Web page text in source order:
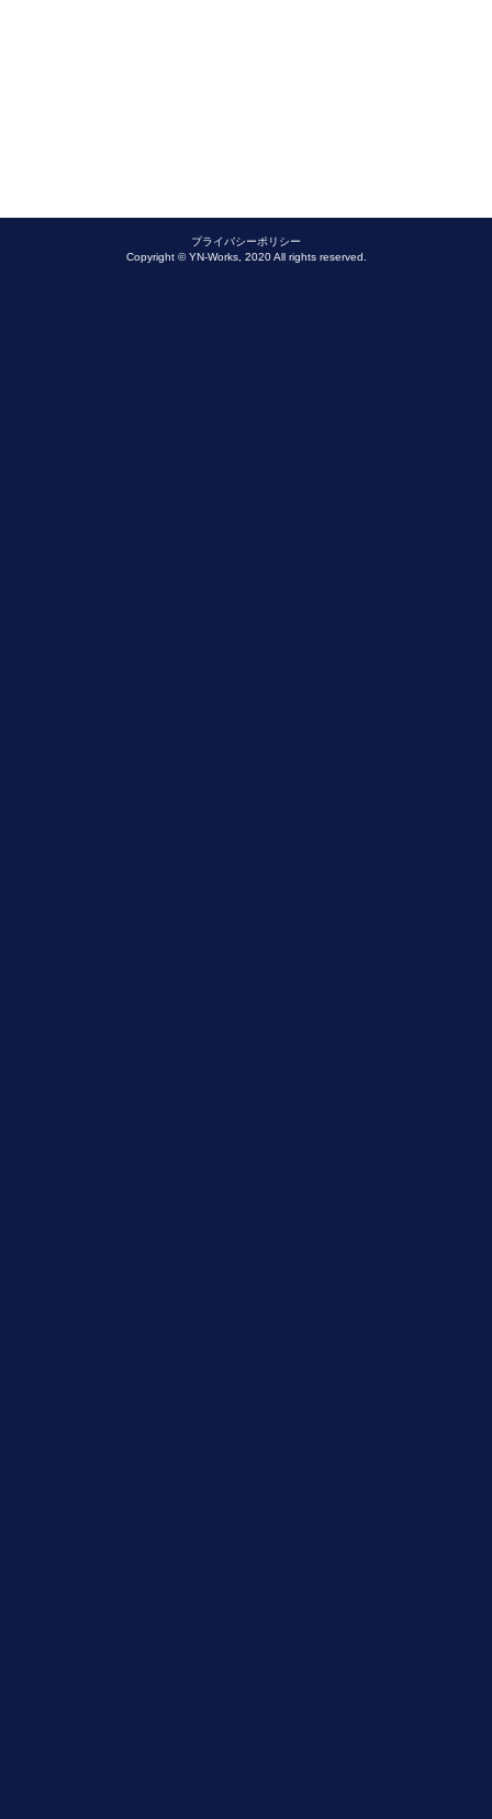
プライバシーポリシー
Copyright © YN-Works, 2020 All rights reserved.